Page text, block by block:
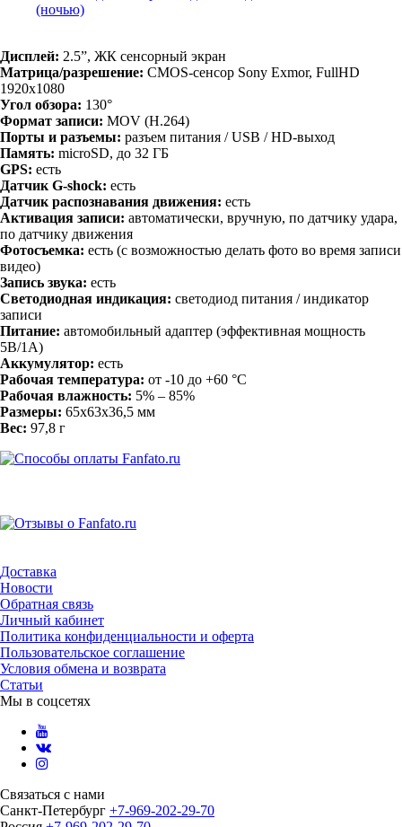
(ночью)
Дисплей: 2.5”, ЖК сенсорный экран
Матрица/разрешение: CMOS-сенсор Sony Exmor, FullHD
1920x1080
Угол обзора: 130°
Формат записи: MOV (H.264)
Порты и разъемы: разъем питания / USB / HD-выход
Память: microSD, до 32 ГБ
GPS: есть
Датчик G-shock: есть
Датчик распознавания движения: есть
Активация записи: автоматически, вручную, по датчику удара,
по датчику движения
Фотосъемка: есть (с возможностью делать фото во время записи
видео)
Запись звука: есть
Светодиодная индикация: светодиод питания / индикатор
записи
Питание: автомобильный адаптер (эффективная мощность
5В/1А)
Аккумулятор: есть
Рабочая температура: от -10 до +60 °C
Рабочая влажность: 5% – 85%
Размеры: 65x63x36,5 мм
Вес: 97,8 г
Доставка
Новости
Обратная связь
Личный кабинет
Политика конфиденциальности и оферта
Пользовательское соглашение
Условия обмена и возврата
Статьи
Мы в соцсетях
Связаться с нами
Санкт-Петербург +7-969-202-29-70